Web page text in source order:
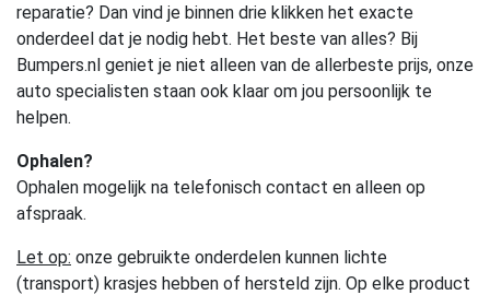
reparatie? Dan vind je binnen drie klikken het exacte
onderdeel dat je nodig hebt. Het beste van alles? Bij
Bumpers.nl geniet je niet alleen van de allerbeste prijs, onze
auto specialisten staan ook klaar om jou persoonlijk te
helpen.
Ophalen?
Ophalen mogelijk na telefonisch contact en alleen op
afspraak.
Let op: onze gebruikte onderdelen kunnen lichte
(transport) krasjes hebben of hersteld zijn. Op elke product